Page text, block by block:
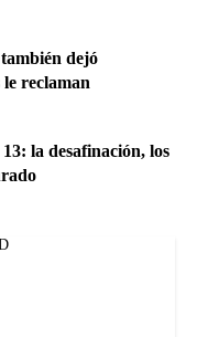
dejó
reclaman
la desafinación, los